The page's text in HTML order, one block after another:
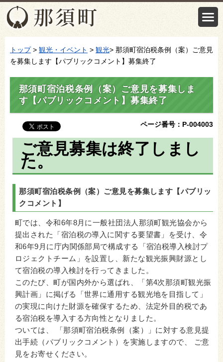
トップ> 観光・イベント > 観光> 那須町宿泊税条例（案）ご意見
を募集します【パブリックコメント】募集終了
那須町宿泊税条例（案）ご意見を募集しま
す【パブリックコメント】募集終了
ページ番号：P-004003
ご意見募集は終了しまし
た。
那須町宿泊税条例（案）ご意見を募集します【パブリッ
クコメント】
町では、令和6年8月に一般社団法人那須町観光協会から
提出された「宿泊税の導入に関する要望書」を受け、令
和6年9月に庁内関係部局で構成する「宿泊税導入検討プ
ロジェクトチーム」を設置し、新たな観光振興財源とし
て宿泊税の導入検討を行ってきました。
このたび、町が国内外から選ばれ、「第4次那須町観光振
興計画」に掲げる「世界に通用する観光地を目指して」
の実現に向けた財源を確保するため、法定外目的税であ
る宿泊税を導入する方向性となりました。
ついては、 「那須町宿泊税条例（案）」に対する意見提
出手続（パブリックコメント）を実施しますので、 ご意
見をお寄せください。